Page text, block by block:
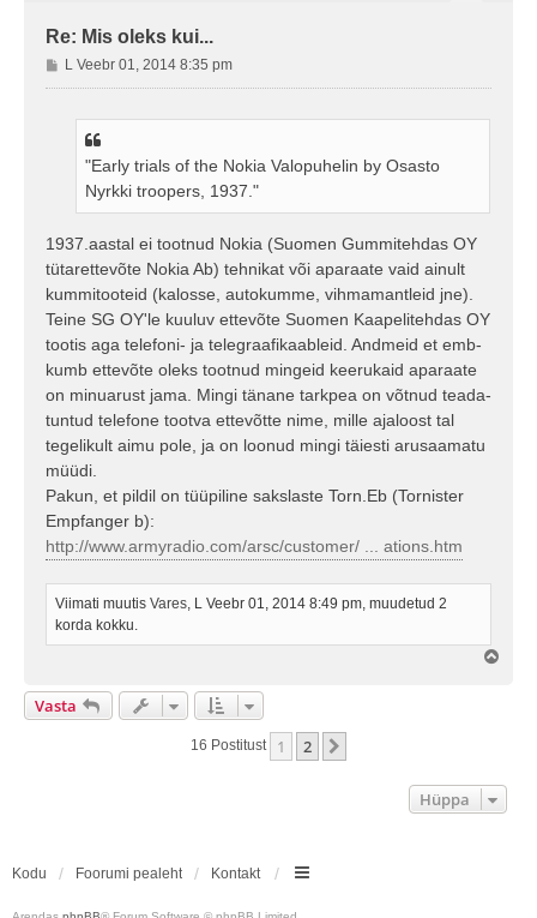
Re: Mis oleks kui...
P
o
L Veebr 01, 2014 8:35 pm
"Early trials of the Nokia Valopuhelin by Osasto
Nyrkki troopers, 1937."
1937.aastal ei tootnud Nokia (Suomen Gummitehdas OY
tütarettevõte Nokia Ab) tehnikat või aparaate vaid ainult
kummitooteid (kalosse, autokumme, vihmamantleid jne).
Teine SG OY'le kuuluv ettevõte Suomen Kaapelitehdas OY
tootis aga telefoni- ja telegraafikaableid. Andmeid et emb-
kumb ettevõte oleks tootnud mingeid keerukaid aparaate
on minuarust jama. Mingi tänane tarkpea on võtnud teada-
tuntud telefone tootva ettevõtte nime, mille ajaloost tal
tegelikult aimu pole, ja on loonud mingi täiesti arusaamatu
müüdi.
Pakun, et pildil on tüüpiline sakslaste Torn.Eb (Tornister
Empfanger b):
http://www.armyradio.com/arsc/customer/ ... ations.htm
Viimati muutis Vares, L Veebr 01, 2014 8:49 pm, muudetud 2
korda kokku.
Vasta
16 Postitust 1 2
Hüppa
Kodu Foorumi pealeht Kontakt